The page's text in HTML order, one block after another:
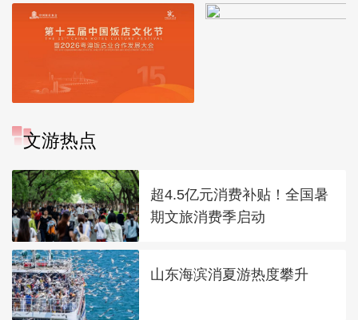
文游热点
超4.5亿元消费补贴！全国暑
期文旅消费季启动
山东海滨消夏游热度攀升